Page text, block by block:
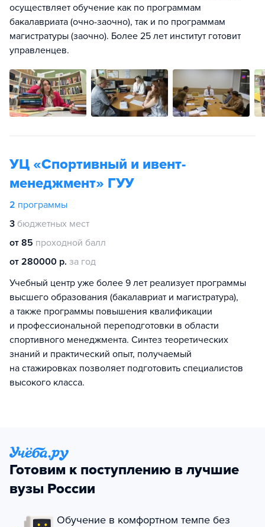
осуществляет обучение как по программам
бакалавриата (очно-заочно), так и по программам
магистратуры (заочно). Более 25 лет институт готовит
управленцев.
УЦ «Спортивный и ивент-
менеджмент» ГУУ
2 программы
3 бюджетных мест
от 85 проходной балл
от 280000 р. за год
Учебный центр уже более 9 лет реализует программы
высшего образования (бакалавриат и магистратура),
а также программы повышения квалификации
и профессиональной переподготовки в области
спортивного менеджмента. Синтез теоретических
знаний и практический опыт, получаемый
на стажировках позволяет подготовить специалистов
высокого класса.
Готовим к поступлению в лучшие
вузы России
Обучение в комфортном темпе без